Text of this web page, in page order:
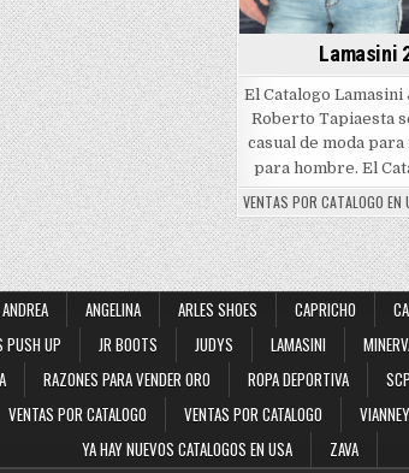
Lamasini
El Catalogo
Roberto Tapiaesta
casual de moda
para hombre. El
VENTAS POR CATALOGO EN
ANDREA ANGELINA ARLES SHOES CAPRICHO
PUSH UP JR BOOTS JUDYS LAMASINI
RAZONES PARA VENDER ORO ROPA DEPORTIVA
VENTAS POR CATALOGO VENTAS POR CATALOGO VIANNEY
YA HAY NUEVOS CATALOGOS EN USA
ZAVA